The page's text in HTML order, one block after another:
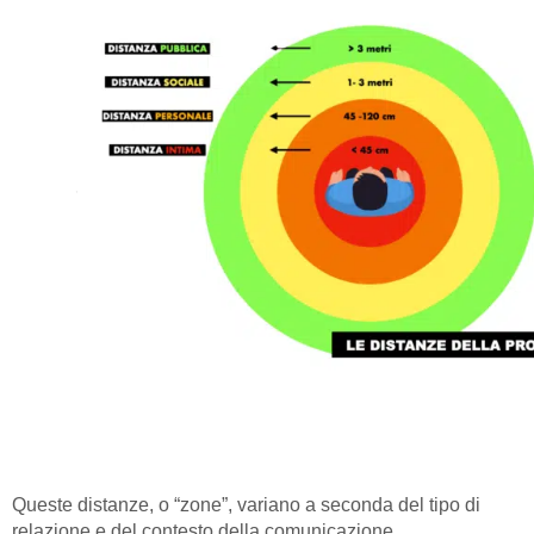
Queste distanze, o “zone”, variano a seconda del tipo di